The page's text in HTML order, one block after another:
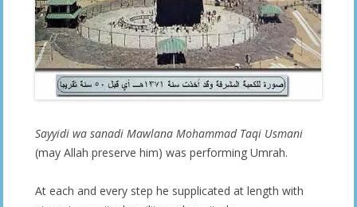
Sayyidi wa sanadi Mawlana Mohammad Taqi Usmani
(may Allah preserve him) was performing Umrah.
At each and every step he supplicated at length with